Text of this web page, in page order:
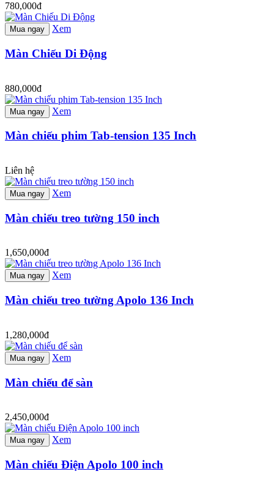
780,000đ
Mua ngay Xem
Màn Chiếu Di Động
880,000đ
Mua ngay Xem
Màn chiếu phim Tab-tension 135 Inch
Liên hệ
Mua ngay Xem
Màn chiếu treo tường 150 inch
1,650,000đ
Mua ngay Xem
Màn chiếu treo tường Apolo 136 Inch
1,280,000đ
Mua ngay Xem
Màn chiếu để sàn
2,450,000đ
Mua ngay Xem
Màn chiếu Điện Apolo 100 inch